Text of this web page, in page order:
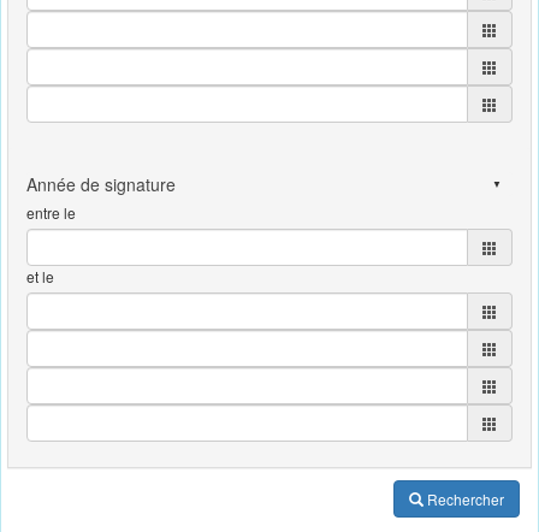
entre le
et le
Rechercher